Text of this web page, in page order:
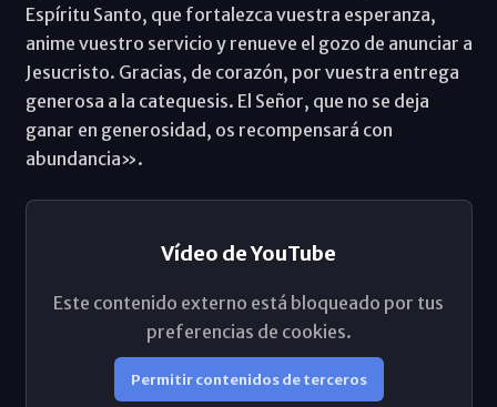
Espíritu Santo, que fortalezca vuestra esperanza,
anime vuestro servicio y renueve el gozo de anunciar a
Jesucristo. Gracias, de corazón, por vuestra entrega
generosa a la catequesis. El Señor, que no se deja
ganar en generosidad, os recompensará con
abundancia».
Vídeo de YouTube
Este contenido externo está bloqueado por tus
preferencias de cookies.
Permitir contenidos de terceros